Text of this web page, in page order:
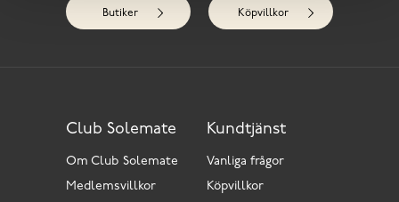
Butiker Köpvillkor
Kundtjänst
Vanliga frågor
Köpvillkor
Club Solemate
Om Club Solemate
Medlemsvillkor